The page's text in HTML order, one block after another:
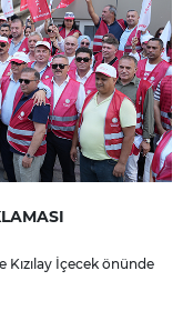
Kızılay İçecek önünde